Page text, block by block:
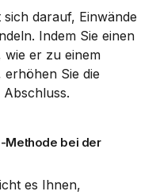
darauf, Einwände
Indem Sie einen
wie er zu einem
Sie die
Methode bei der
es Ihnen,